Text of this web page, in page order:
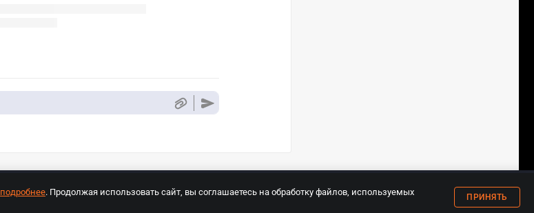
18+
подробнее. Продолжая использовать сайт, вы соглашаетесь на обработку файлов, используемых
ПРИНЯТЬ